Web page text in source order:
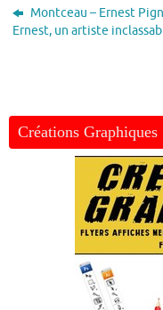
Montceau – Ernest
Ernest, un artiste
Créations Graphiques